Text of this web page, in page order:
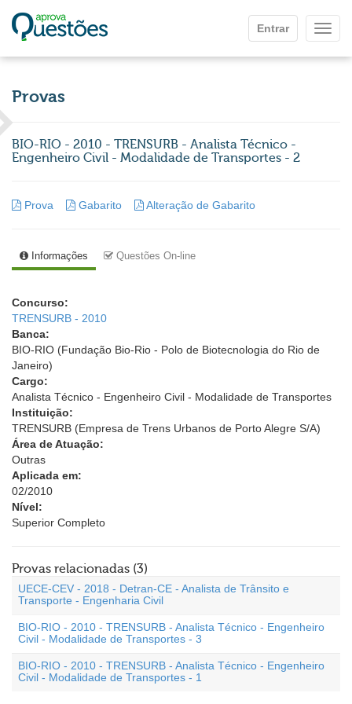
Entrar
Provas
BIO-RIO - 2010 - TRENSURB - Analista Técnico -
Engenheiro Civil - Modalidade de Transportes - 2
Prova Gabarito Alteração de Gabarito
Informações Questões On-line
Concurso:
TRENSURB - 2010
Banca:
BIO-RIO (Fundação Bio-Rio - Polo de Biotecnologia do Rio de
Janeiro)
Cargo:
Analista Técnico - Engenheiro Civil - Modalidade de Transportes
Instituição:
TRENSURB (Empresa de Trens Urbanos de Porto Alegre S/A)
Área de Atuação:
Outras
Aplicada em:
02/2010
Nível:
Superior Completo
Provas relacionadas (3)
UECE-CEV - 2018 - Detran-CE - Analista de Trânsito e
Transporte - Engenharia Civil
BIO-RIO - 2010 - TRENSURB - Analista Técnico - Engenheiro
Civil - Modalidade de Transportes - 3
BIO-RIO - 2010 - TRENSURB - Analista Técnico - Engenheiro
Civil - Modalidade de Transportes - 1